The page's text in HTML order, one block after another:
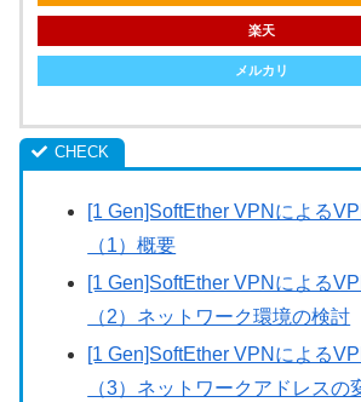
楽天
メルカリ
[1 Gen]SoftEther VPNによる
（1）概要
[1 Gen]SoftEther VPNによる
（2）ネットワーク環境の検討
[1 Gen]SoftEther VPNによる
（3）ネットワークアドレスの